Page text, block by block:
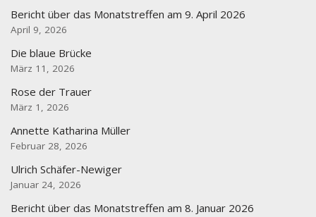
Bericht über das Monatstreffen am 9. April 2026
April 9, 2026
Die blaue Brücke
März 11, 2026
Rose der Trauer
März 1, 2026
Annette Katharina Müller
Februar 28, 2026
Ulrich Schäfer-Newiger
Januar 24, 2026
Bericht über das Monatstreffen am 8. Januar 2026